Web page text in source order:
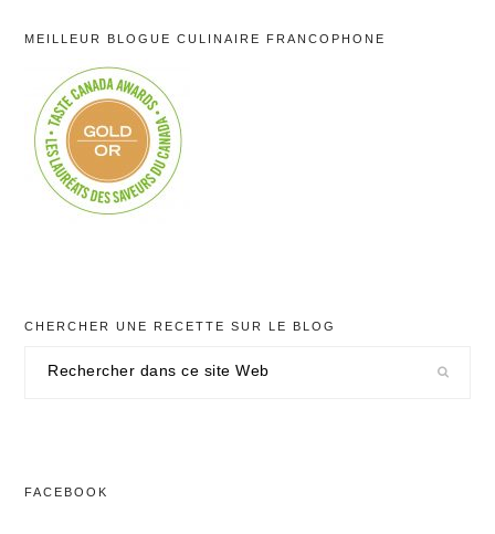
MEILLEUR BLOGUE CULINAIRE FRANCOPHONE
CHERCHER UNE RECETTE SUR LE BLOG
FACEBOOK